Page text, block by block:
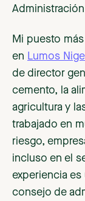
Mi puesto
en Lumos
de director
cemento, la
agricultura y
trabajado en
riesgo,
incluso en el
experiencia es
consejo de